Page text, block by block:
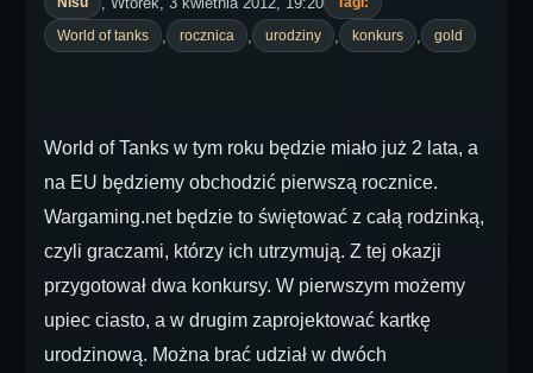
World of tanks
rocznica urodziny konkurs gold
World of Tanks w tym roku będzie miało już 2 lata, a
na EU będziemy obchodzić pierwszą rocznice.
Wargaming.net będzie to świętować z całą rodzinką,
czyli graczami, którzy ich utrzymują. Z tej okazji
przygotował dwa konkursy. W pierwszym możemy
upiec ciasto, a w drugim zaprojektować kartkę
urodzinową. Można brać udział w dwóch